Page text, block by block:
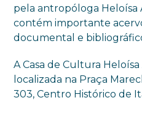
pela antropóloga Heloísa
contém importante
documental e
A Casa de Cultura
localizada na Praça
303, Centro Histórico de